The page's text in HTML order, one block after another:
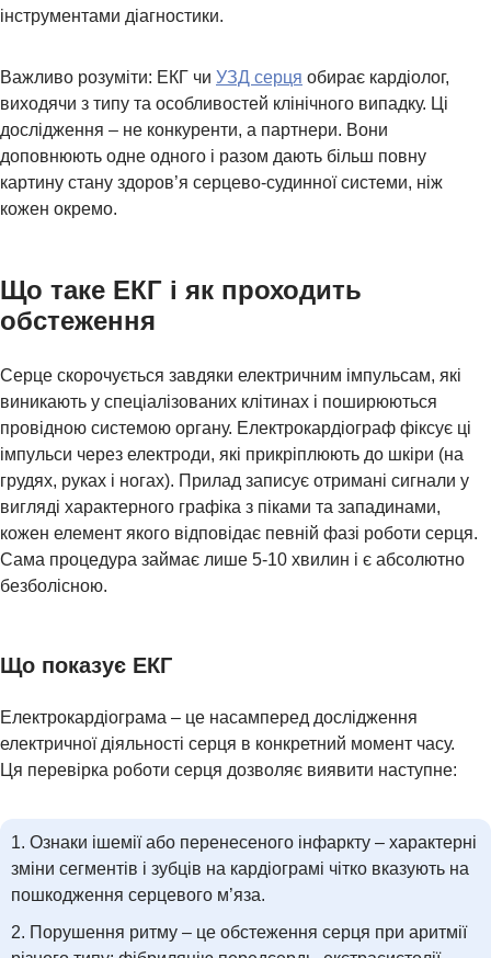
ДІАГНОСТИКА
інструментами діагностики.
Важливо розуміти: ЕКГ чи УЗД серця обирає кардіолог,
виходячи з типу та особливостей клінічного випадку. Ці
дослідження – не конкуренти, а партнери. Вони
доповнюють одне одного і разом дають більш повну
картину стану здоров’я серцево-судинної системи, ніж
кожен окремо.
Що таке ЕКГ і як проходить
обстеження
Серце скорочується завдяки електричним імпульсам, які
виникають у спеціалізованих клітинах і поширюються
провідною системою органу. Електрокардіограф фіксує ці
імпульси через електроди, які прикріплюють до шкіри (на
грудях, руках і ногах). Прилад записує отримані сигнали у
вигляді характерного графіка з піками та западинами,
кожен елемент якого відповідає певній фазі роботи серця.
Сама процедура займає лише 5-10 хвилин і є абсолютно
безболісною.
Що показує ЕКГ
Електрокардіограма – це насамперед дослідження
електричної діяльності серця в конкретний момент часу.
Ця перевірка роботи серця дозволяє виявити наступне:
Ознаки ішемії або перенесеного інфаркту – характерні
зміни сегментів і зубців на кардіограмі чітко вказують на
пошкодження серцевого м’яза.
Порушення ритму – це обстеження серця при аритмії